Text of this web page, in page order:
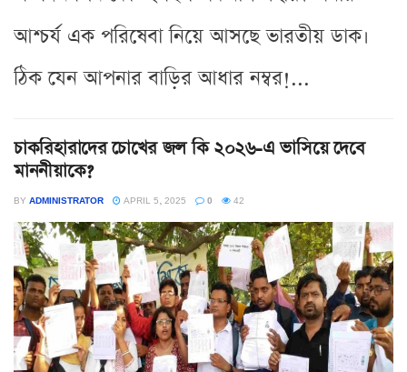
আশ্চর্য এক পরিষেবা নিয়ে আসছে ভারতীয় ডাক।
ঠিক যেন আপনার বাড়ির আধার নম্বর!...
চাকরিহারাদের চোখের জল কি ২০২৬-এ ভাসিয়ে দেবে
মাননীয়াকে?
BY ADMINISTRATOR APRIL 5, 2025 0 42